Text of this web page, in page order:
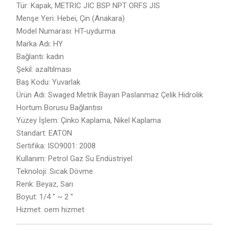
Tür: Kapak, METRIC JIC BSP NPT ORFS JIS
Menşe Yeri: Hebei, Çin (Anakara)
Model Numarası: HT-uydurma
Marka Adı: HY
Bağlantı: kadın
Şekil: azaltılması
Baş Kodu: Yuvarlak
Ürün Adı: Swaged Metrik Bayan Paslanmaz Çelik Hidrolik
Hortum Borusu Bağlantısı
Yüzey İşlem: Çinko Kaplama, Nikel Kaplama
Standart: EATON
Sertifika: ISO9001: 2008
Kullanım: Petrol Gaz Su Endüstriyel
Teknoloji: Sıcak Dövme
Renk: Beyaz, Sarı
Boyut: 1/4 '' ~ 2 ''
Hizmet: oem hizmet